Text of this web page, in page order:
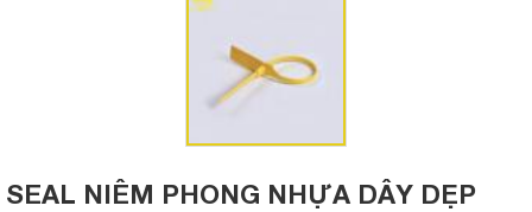
SEAL NIÊM PHONG NHỰA DÂY DẸP